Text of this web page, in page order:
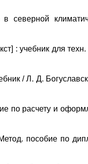
в северной
: учебник для
/ Л. Д.
по расчету и
пособие по